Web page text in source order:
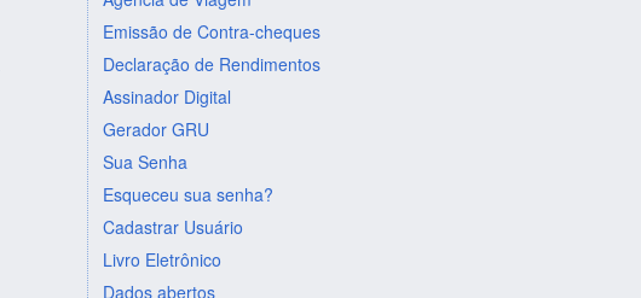
Emissão de Contra-cheques
Declaração de Rendimentos
Assinador Digital
Gerador GRU
Sua Senha
Esqueceu sua senha?
Cadastrar Usuário
Livro Eletrônico
Dados abertos